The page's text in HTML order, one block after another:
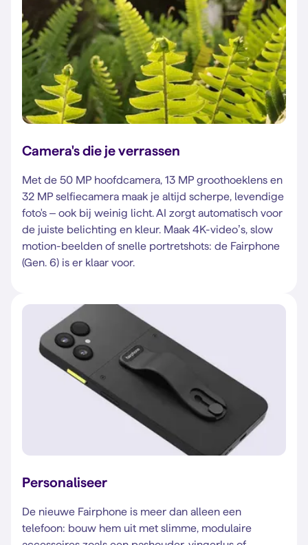
Camera's die je verrassen
Met de 50 MP hoofdcamera, 13 MP groothoeklens en
32 MP selfiecamera maak je altijd scherpe, levendige
foto's – ook bij weinig licht. AI zorgt automatisch voor
de juiste belichting en kleur. Maak 4K-video’s, slow
motion-beelden of snelle portretshots: de Fairphone
(Gen. 6) is er klaar voor.
Personaliseer
De nieuwe Fairphone is meer dan alleen een
telefoon: bouw hem uit met slimme, modulaire